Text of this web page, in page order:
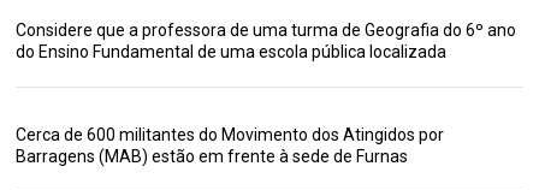
Considere que a professora de uma turma de Geografia do 6º ano
do Ensino Fundamental de uma escola pública localizada
Cerca de 600 militantes do Movimento dos Atingidos por
Barragens (MAB) estão em frente à sede de Furnas